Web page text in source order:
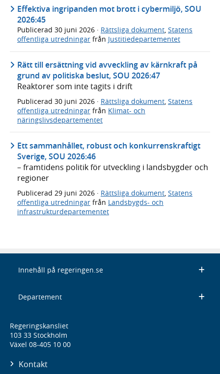
Effektiva ingripanden mot brott i cybermiljö, SOU
2026:45
Publicerad 30 juni 2026 · Rättsliga dokument, Statens
offentliga utredningar från Justitiedepartementet
Rätt till ersättning vid avveckling av kärnkraft på
grund av politiska beslut, SOU 2026:47
Reaktorer som inte tagits i drift
Publicerad 30 juni 2026 · Rättsliga dokument, Statens
offentliga utredningar från Klimat- och
näringslivsdepartementet
Ett sammanhållet, robust och konkurrenskraftigt
Sverige, SOU 2026:46
– framtidens politik för utveckling i landsbygder och
regioner
Publicerad 29 juni 2026 · Rättsliga dokument Statens
offentliga utredningar från Landsbygds- och
infrastrukturdepartementet
Innehåll på regeringen.se
Departement
Regeringskansliet
103 33 Stockholm
Växel 08-405 10 00
Kontakt